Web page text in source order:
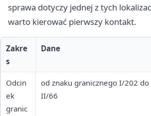
sprawa dotyczy jednej z tych
warto kierować pierwszy kontakt.
Zakre
s
Dane
Odcin
ek
granic
od znaku granicznego I/202
II/66